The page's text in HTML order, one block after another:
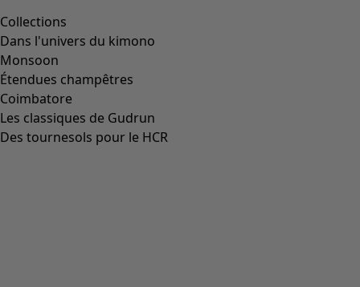
Collections
Dans l'univers du kimono
Monsoon
Étendues champêtres
Coimbatore
Les classiques de Gudrun
Des tournesols pour le HCR